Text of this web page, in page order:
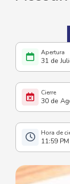
31 de
30 de
11:59 PM